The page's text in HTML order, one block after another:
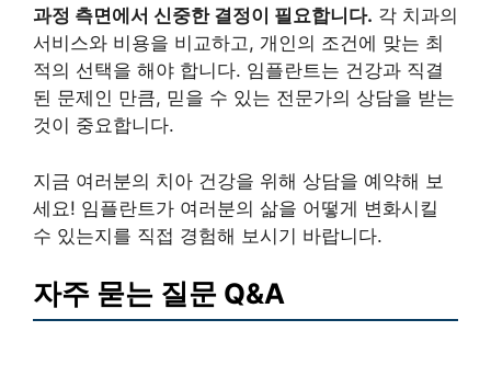
과정 측면에서 신중한 결정이 필요합니다. 각 치과의
서비스와 비용을 비교하고, 개인의 조건에 맞는 최
적의 선택을 해야 합니다. 임플란트는 건강과 직결
된 문제인 만큼, 믿을 수 있는 전문가의 상담을 받는
것이 중요합니다.
지금 여러분의 치아 건강을 위해 상담을 예약해 보
세요! 임플란트가 여러분의 삶을 어떻게 변화시킬
수 있는지를 직접 경험해 보시기 바랍니다.
자주 묻는 질문 Q&A